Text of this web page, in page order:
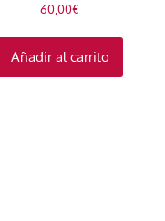
60,00€
Añadir al carrito